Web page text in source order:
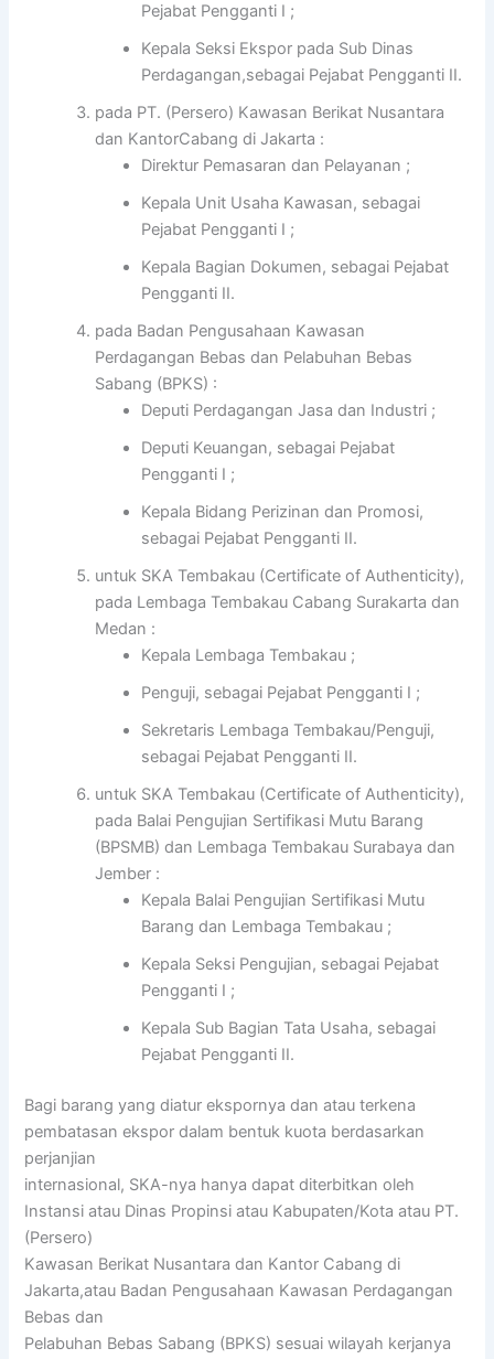
Pejabat Pengganti I ;
Kepala Seksi Ekspor pada Sub Dinas
Perdagangan,sebagai Pejabat Pengganti II.
pada PT. (Persero) Kawasan Berikat Nusantara
dan KantorCabang di Jakarta :
Direktur Pemasaran dan Pelayanan ;
Kepala Unit Usaha Kawasan, sebagai
Pejabat Pengganti I ;
Kepala Bagian Dokumen, sebagai Pejabat
Pengganti II.
pada Badan Pengusahaan Kawasan
Perdagangan Bebas dan Pelabuhan Bebas
Sabang (BPKS) :
Deputi Perdagangan Jasa dan Industri ;
Deputi Keuangan, sebagai Pejabat
Pengganti I ;
Kepala Bidang Perizinan dan Promosi,
sebagai Pejabat Pengganti II.
untuk SKA Tembakau (Certificate of Authenticity),
pada Lembaga Tembakau Cabang Surakarta dan
Medan :
Kepala Lembaga Tembakau ;
Penguji, sebagai Pejabat Pengganti I ;
Sekretaris Lembaga Tembakau/Penguji,
sebagai Pejabat Pengganti II.
untuk SKA Tembakau (Certificate of Authenticity),
pada Balai Pengujian Sertifikasi Mutu Barang
(BPSMB) dan Lembaga Tembakau Surabaya dan
Jember :
Kepala Balai Pengujian Sertifikasi Mutu
Barang dan Lembaga Tembakau ;
Kepala Seksi Pengujian, sebagai Pejabat
Pengganti I ;
Kepala Sub Bagian Tata Usaha, sebagai
Pejabat Pengganti II.
Bagi barang yang diatur ekspornya dan atau terkena
pembatasan ekspor dalam bentuk kuota berdasarkan
perjanjian
internasional, SKA-nya hanya dapat diterbitkan oleh
Instansi atau Dinas Propinsi atau Kabupaten/Kota atau PT.
(Persero)
Kawasan Berikat Nusantara dan Kantor Cabang di
Jakarta,atau Badan Pengusahaan Kawasan Perdagangan
Bebas dan
Pelabuhan Bebas Sabang (BPKS) sesuai wilayah kerjanya